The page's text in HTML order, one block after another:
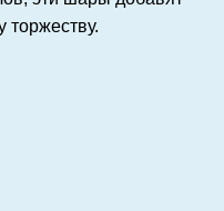
торжеству.